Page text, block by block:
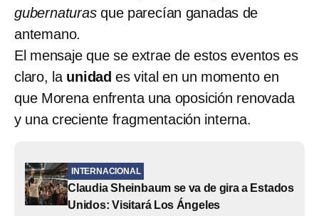
gubernaturasque parecían ganadas de
antemano.
El mensaje que se extrae de estos eventos es
claro, la unidades vital en un momento en
que Morena enfrenta una oposición renovada
y una creciente fragmentación interna.
INTERNACIONAL
Claudia Sheinbaum se va de gira a Estados
Unidos: Visitará Los Ángeles